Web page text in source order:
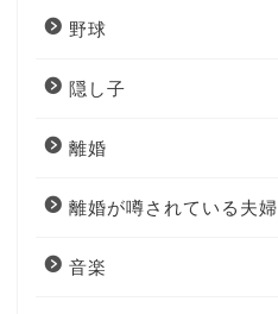
野球
隠し子
離婚
離婚が噂されている夫婦
音楽